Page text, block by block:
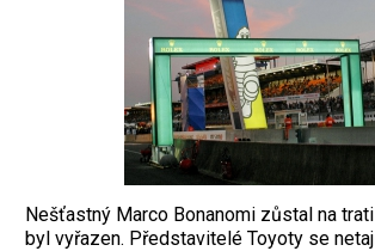
Nešťastný Marco Bonanomi zůstal na
byl vyřazen. Představitelé Toyoty se